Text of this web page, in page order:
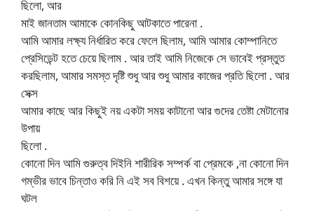
ছিলো, আর
মাই জানতাম আমাকে কোনকিছু আটকাতে পারেনা .
আমি আমার লক্ষ্য নির্ধারিত করে ফেলে ছিলাম, আমি আমার কোম্পানিতে
প্রেসিডেন্ট হতে চেয়ে ছিলাম . আর তাই আমি নিজেকে সে ভাবেই প্রস্তুত
করছিলাম, আমার সমস্ত দৃষ্টি শুধু আর শুধু আমার কাজের প্রতি ছিলো . আর
সেক্স
আমার কাছে আর কিছুই নয় একটা সময় কাটানো আর গুদের তেষ্টা মেটানোর
উপায়
ছিলো .
কোনো দিন আমি গুরুত্ব দিইনি শারীরিক সম্পর্ক বা প্রেমকে ,না কোনো দিন
গম্ভীর ভাবে চিন্তাও করি নি এই সব বিশয়ে . এখন কিন্তু আমার সঙ্গে যা
ঘটল